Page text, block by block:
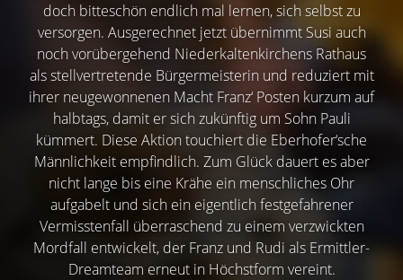
doch bitteschön endlich mal lernen, sich selbst zu
versorgen. Ausgerechnet jetzt übernimmt Susi auch
noch vorübergehend Niederkaltenkirchens Rathaus
als stellvertretende Bürgermeisterin und reduziert mit
ihrer neugewonnenen Macht Franz‘ Posten kurzum auf
halbtags, damit er sich zukünftig um Sohn Pauli
kümmert. Diese Aktion touchiert die Eberhofer‘sche
Männlichkeit empfindlich. Zum Glück dauert es aber
nicht lange bis eine Krähe ein menschliches Ohr
aufgabelt und sich ein eigentlich festgefahrener
Vermisstenfall überraschend zu einem verzwickten
Mordfall entwickelt, der Franz und Rudi als Ermittler-
Dreamteam erneut in Höchstform vereint.